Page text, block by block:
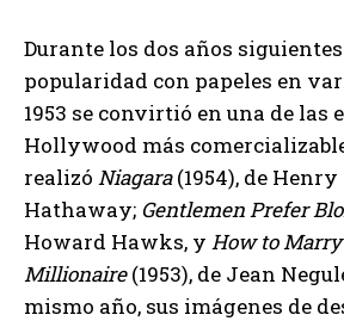
Durante los dos años
popularidad con papeles en
1953 se convirtió en una de las
Hollywood más
realizó Niagara(1954), de Henry
Hathaway; Gentlemen Prefer
Howard Hawks, y How to Marry
Millionaire(1953), de Jean
mismo año, sus imágenes de